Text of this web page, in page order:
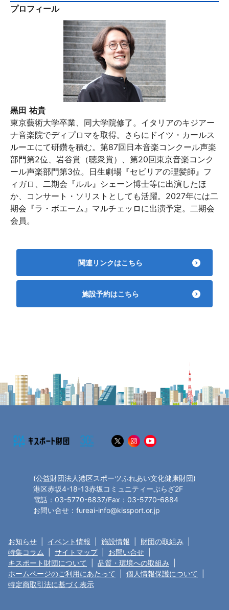
プロフィール
黒田 祐貴
東京藝術大学卒業、同大学院修了。イタリアのキジアー
ナ音楽院でディプロマを取得。さらにドイツ・カールス
ルーエにて研鑽を積む。第87回日本音楽コンクール声楽
部門第2位、岩谷賞（聴衆賞）、第20回東京音楽コンク
ール声楽部門第3位。日生劇場『セビリアの理髪師』フ
ィガロ、二期会『ルル』シェーン博士等に出演したほ
か、コンサート・ソリストとしても活躍。2027年には二
期会『ラ・ボエーム』マルチェッロに出演予定。二期会
会員。
関連リンクはこちら
施設予約はこちら
(公益財団法人港区スポーツふれあい文化健康財団)
港区赤坂4-18-13赤坂コミュニティーぷらざ2F
電話：03-5770-6837/Fax：03-5770-6884
お問い合せ：fureai-info@kissport.or.jp
お知らせ イベント情報 施設情報 財団の取組み
特集コラム
サイトマップ お問い合せ
キスポート財団について
品質・環境への取組み
ホームページのご利用にあたって
個人情報保護について
特定商取引法に基づく表示